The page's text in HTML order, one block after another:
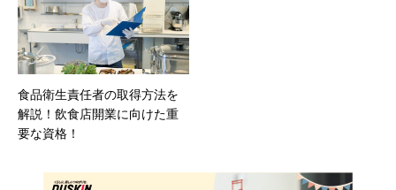
食品衛生責任者の取得方法を
解説！飲食店開業に向けた重
要な資格！